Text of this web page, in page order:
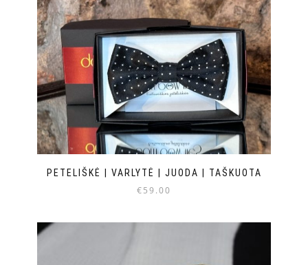
PETELIŠKĖ | VARLYTĖ | JUODA | TAŠKUOTA
€59.00